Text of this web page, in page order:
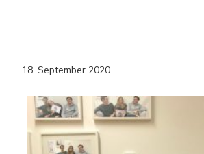
18. September 2020